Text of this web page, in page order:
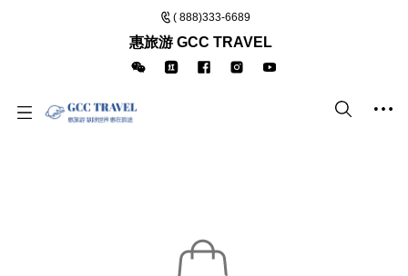
( 888)333-6689
惠旅游 GCC TRAVEL